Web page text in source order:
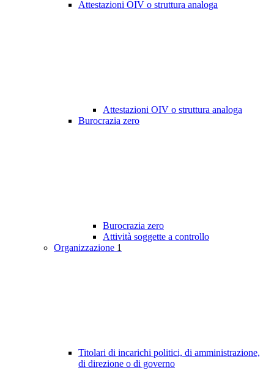
Attestazioni OIV o struttura analoga
Attestazioni OIV o struttura analoga
Burocrazia zero
Burocrazia zero
Attività soggette a controllo
Organizzazione 1
Titolari di incarichi politici, di amministrazione,
di direzione o di governo